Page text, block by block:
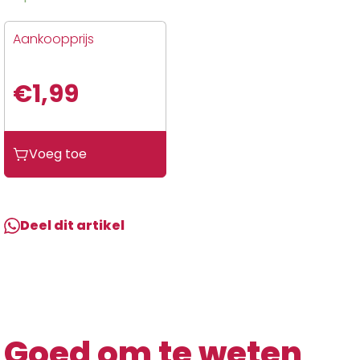
Aankoopprijs
€1,99
pomprubber
#6
aantal
Voeg toe
Deel dit artikel